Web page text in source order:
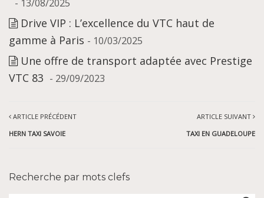
- 13/08/2025
Drive VIP : L’excellence du VTC haut de
gamme à Paris - 10/03/2025
Une offre de transport adaptée avec Prestige
VTC 83 - 29/09/2023
ARTICLE PRÉCÉDENT
HERN TAXI SAVOIE
ARTICLE SUIVANT
TAXI EN GUADELOUPE
Recherche par mots clefs